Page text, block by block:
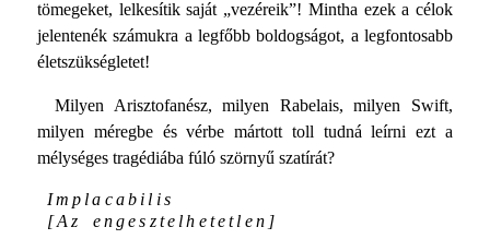
tömegeket, lelkesítik saját „vezéreik”! Mintha ezek a célok
jelentenék szá­mukra a legfőbb boldogságot, a legfontosabb
életszükségletet!
Milyen Arisztofanész, milyen Rabelais, milyen Swift,
milyen méregbe és vérbe mártott toll tudná leírni ezt a
mélységes tragé­diába fúló szörnyű szatírát?
Implacabilis
[Az engesztelhetetlen]